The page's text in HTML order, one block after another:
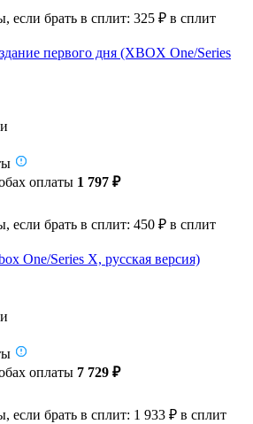
если брать в сплит: 325 ₽ в сплит
первого дня (XBOX One/Series
оплаты 1 797 ₽
если брать в сплит: 450 ₽ в сплит
One/Series X, русская версия)
оплаты 7 729 ₽
если брать в сплит: 1 933 ₽ в сплит